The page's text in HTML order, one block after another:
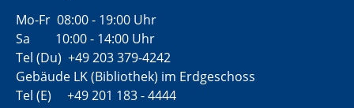
Mo-Fr 08:00 - 19:00 Uhr
Sa 10:00 - 14:00 Uhr
Tel (Du) +49 203 379-4242
Gebäude LK (Bibliothek) im Erdgeschoss
Tel (E) +49 201 183 - 4444